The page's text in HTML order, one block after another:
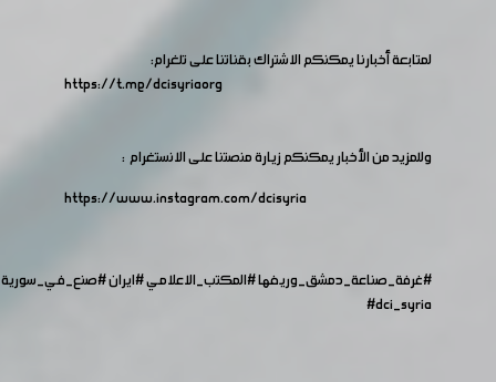
لمتابعة أخبارنا يمكنكم الاشتراك بقناتنا على تلغرام:
https://t.me/dcisyriaorg
وللمزيد من الأخبار يمكنكم زيارة منصتنا على الانستغرام :
https://www.instagram.com/dcisyria​
#غرفة_صناعة_دمشق_وريفها#المكتب_الاعلامي#ايران#صنع_في_سورية
#dci_syria